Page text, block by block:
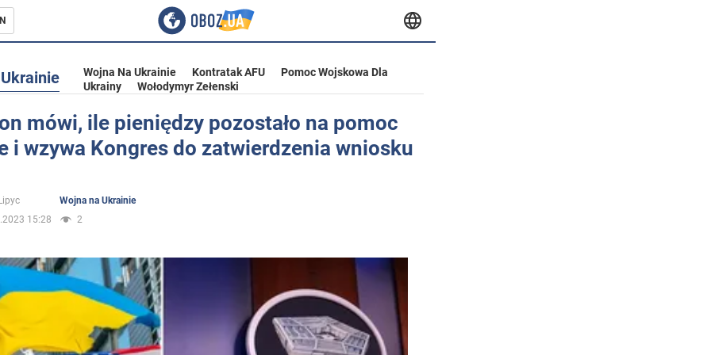
Ukrainie
Wojna Na Ukrainie Kontratak AFU
Pomoc Wojskowa Dla
Ukrainy
Wołodymyr Zełenski
mówi, ile pieniędzy pozostało na pomoc
i wzywa Kongres do zatwierdzenia wniosku
Wojna na Ukrainie
15:28
2